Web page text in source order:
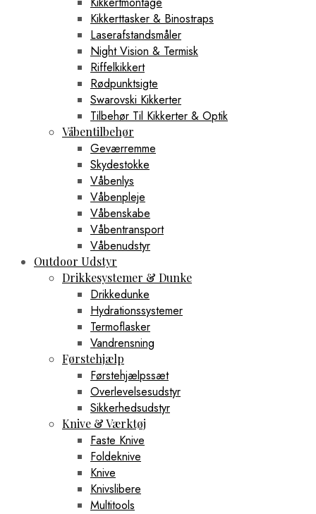
Kikkerttasker & Binostraps
Laserafstandsmåler
Night Vision & Termisk
Riffelkikkert
Rødpunktsigte
Swarovski Kikkerter
Tilbehør Til Kikkerter & Optik
Våbentilbehør
Geværremme
Skydestokke
Våbenlys
Våbenpleje
Våbenskabe
Våbentransport
Våbenudstyr
Outdoor Udstyr
Drikkesystemer & Dunke
Drikkedunke
Hydrationssystemer
Termoflasker
Vandrensning
Førstehjælp
Førstehjælpssæt
Overlevelsesudstyr
Sikkerhedsudstyr
Knive & Værktøj
Faste Knive
Foldeknive
Knive
Knivslibere
Multitools